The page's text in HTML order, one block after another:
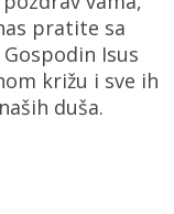
pratite sa
Isus
križu i sve ih
duša.